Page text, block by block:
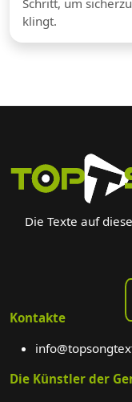
Schritt, um
klingt.
Die Texte auf
Kontakte
Die Künstler der